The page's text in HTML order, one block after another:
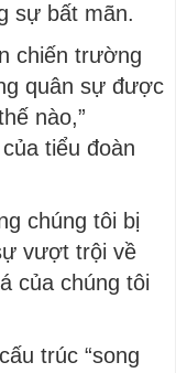
sự bất mãn.
chiến trường
quân sự được
nào,”
tiểu đoàn
chúng tôi bị
vượt trội về
của chúng tôi
trúc “song